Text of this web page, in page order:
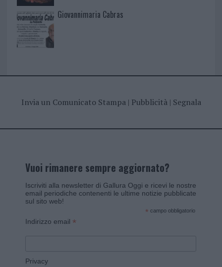
Giovannimaria Cabras
Invia un Comunicato Stampa| Pubblicità| Segnala
Vuoi rimanere sempre aggiornato?
Iscriviti alla newsletter di Gallura Oggi e ricevi le nostre
email periodiche contenenti le ultime notizie pubblicate
sul sito web!
* campo obbligatorio
Indirizzo email *
Privacy